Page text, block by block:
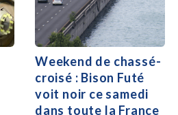
Weekend de chassé-
croisé : Bison Futé
voit noir ce samedi
dans toute la France